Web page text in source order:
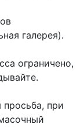
галерея).
ограничено,
при